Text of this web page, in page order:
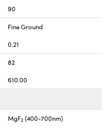
90
Fine Ground
0.21
82
610.00
MgF2 (400-700nm)